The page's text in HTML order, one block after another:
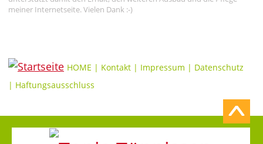
meiner Internetseite. Vielen Dank :-)
HOME | Kontakt | Impressum | Datenschutz
| Haftungsausschluss